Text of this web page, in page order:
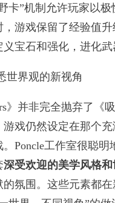
卡”机制允许玩家以
，游戏保留了经验值
宝石和强化，进化武
界观的新视角
并非完全抛弃了《
游戏仍然设定在那个
Poncle工作室很聪
深受欢迎的美学风格
氛围。这些元素都